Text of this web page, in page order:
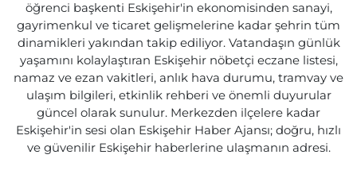
öğrenci başkenti Eskişehir'in ekonomisinden sanayi,
gayrimenkul ve ticaret gelişmelerine kadar şehrin tüm
dinamikleri yakından takip ediliyor. Vatandaşın günlük
yaşamını kolaylaştıran Eskişehir nöbetçi eczane listesi,
namaz ve ezan vakitleri, anlık hava durumu, tramvay ve
ulaşım bilgileri, etkinlik rehberi ve önemli duyurular
güncel olarak sunulur. Merkezden ilçelere kadar
Eskişehir'in sesi olan Eskişehir Haber Ajansı; doğru, hızlı
ve güvenilir Eskişehir haberlerine ulaşmanın adresi.